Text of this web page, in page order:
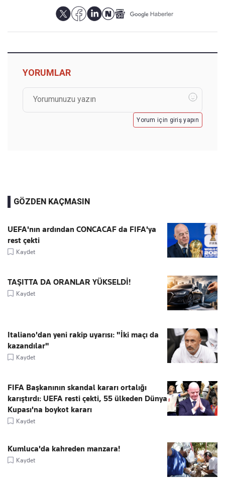
YORUMLAR
Yorum için giriş yapın
GÖZDEN KAÇMASIN
UEFA'nın ardından CONCACAF da FIFA'ya
rest çekti
Kaydet
TAŞITTA DA ORANLAR YÜKSELDİ!
Kaydet
Italiano'dan yeni rakip uyarısı: "İki maçı da
kazandılar"
Kaydet
FIFA Başkanının skandal kararı ortalığı
karıştırdı: UEFA resti çekti, 55 ülkeden Dünya
Kupası'na boykot kararı
Kaydet
Kumluca'da kahreden manzara!
Kaydet